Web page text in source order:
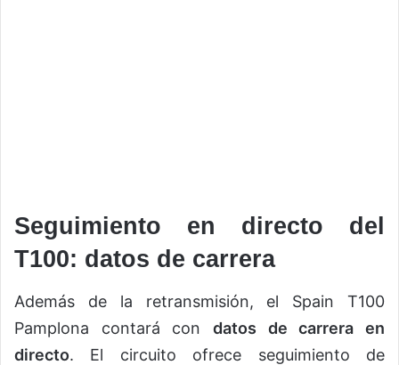
Seguimiento en directo del
T100: datos de carrera
Además de la retransmisión, el Spain T100
Pamplona contará con datos de carrera en
directo. El circuito ofrece seguimiento de